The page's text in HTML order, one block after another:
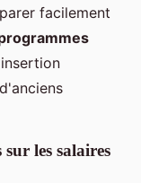
facilement
les salaires